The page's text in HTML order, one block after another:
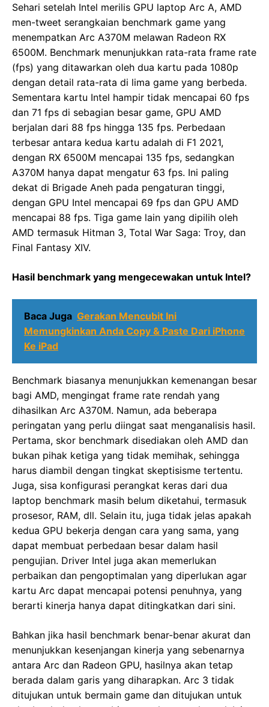
Sehari setelah Intel merilis GPU laptop Arc A, AMD
men-tweet serangkaian benchmark game yang
menempatkan Arc A370M melawan Radeon RX
6500M. Benchmark menunjukkan rata-rata frame rate
(fps) yang ditawarkan oleh dua kartu pada 1080p
dengan detail rata-rata di lima game yang berbeda.
Sementara kartu Intel hampir tidak mencapai 60 fps
dan 71 fps di sebagian besar game, GPU AMD
berjalan dari 88 fps hingga 135 fps. Perbedaan
terbesar antara kedua kartu adalah di F1 2021,
dengan RX 6500M mencapai 135 fps, sedangkan
A370M hanya dapat mengatur 63 fps. Ini paling
dekat di Brigade Aneh pada pengaturan tinggi,
dengan GPU Intel mencapai 69 fps dan GPU AMD
mencapai 88 fps. Tiga game lain yang dipilih oleh
AMD termasuk Hitman 3, Total War Saga: Troy, dan
Final Fantasy XIV.
Hasil benchmark yang mengecewakan untuk Intel?
Baca Juga Gerakan Mencubit Ini
Memungkinkan Anda Copy & Paste Dari iPhone
Ke iPad
Benchmark biasanya menunjukkan kemenangan besar
bagi AMD, mengingat frame rate rendah yang
dihasilkan Arc A370M. Namun, ada beberapa
peringatan yang perlu diingat saat menganalisis hasil.
Pertama, skor benchmark disediakan oleh AMD dan
bukan pihak ketiga yang tidak memihak, sehingga
harus diambil dengan tingkat skeptisisme tertentu.
Juga, sisa konfigurasi perangkat keras dari dua
laptop benchmark masih belum diketahui, termasuk
prosesor, RAM, dll. Selain itu, juga tidak jelas apakah
kedua GPU bekerja dengan cara yang sama, yang
dapat membuat perbedaan besar dalam hasil
pengujian. Driver Intel juga akan memerlukan
perbaikan dan pengoptimalan yang diperlukan agar
kartu Arc dapat mencapai potensi penuhnya, yang
berarti kinerja hanya dapat ditingkatkan dari sini.
Bahkan jika hasil benchmark benar-benar akurat dan
menunjukkan kesenjangan kinerja yang sebenarnya
antara Arc dan Radeon GPU, hasilnya akan tetap
berada dalam garis yang diharapkan. Arc 3 tidak
ditujukan untuk bermain game dan ditujukan untuk